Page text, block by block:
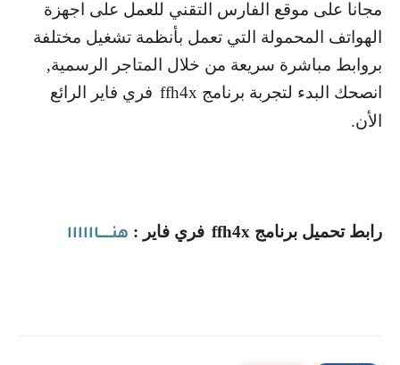
مجانا على موقع الفارس التقني للعمل على اجهزة
الهواتف المحمولة التي تعمل بأنظمة تشغيل مختلفة
بروابط مباشرة سريعة من خلال المتاجر الرسمية,
انصحك البدء لتجربة برنامج ffh4x فري فاير الرائع
الأن.
رابط تحميل برنامج ffh4x فري فاير : هنـــــــاااااا